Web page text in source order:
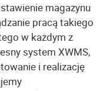
magazynu
pracą takiego
w każdym z
system XWMS,
i realizację